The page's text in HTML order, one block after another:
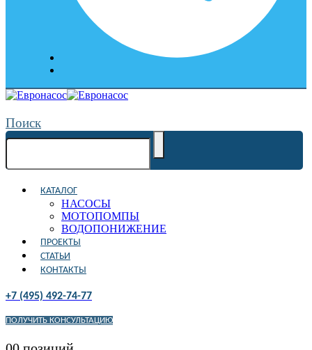
Поиск
КАТАЛОГ
НАСОСЫ
МОТОПОМПЫ
ВОДОПОНИЖЕНИЕ
ПРОЕКТЫ
СТАТЬИ
КОНТАКТЫ
+7 (495) 492-74-77
ПОЛУЧИТЬ КОНСУЛЬТАЦИЮ